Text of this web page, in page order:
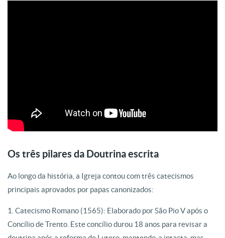
Os três pilares da Doutrina escrita
Ao longo da história, a Igreja contou com três catecismos
principais aprovados por papas canonizados:
1. Catecismo Romano (1565): Elaborado por São Pio V após o
Concílio de Trento. Este concílio durou 18 anos para revisar a